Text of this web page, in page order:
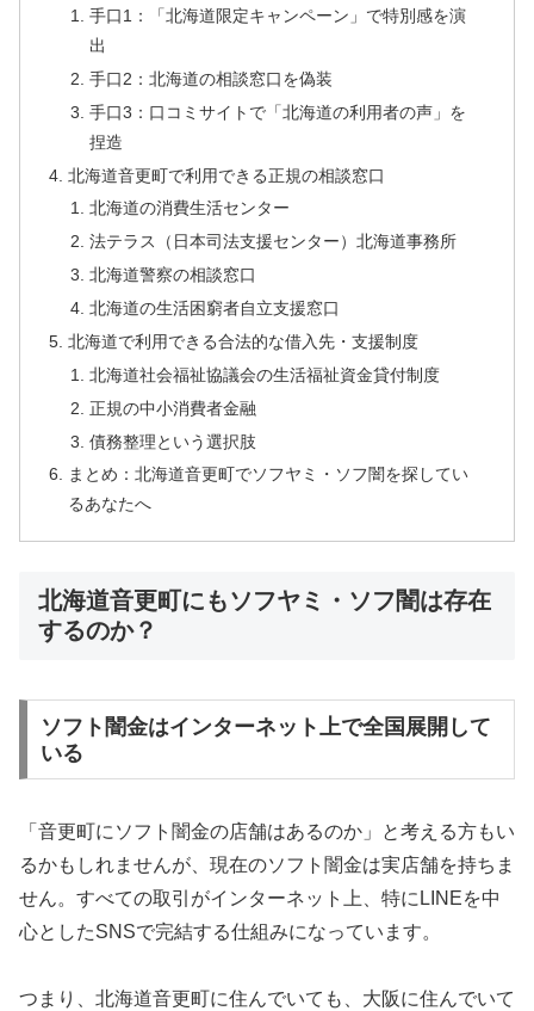
手口1：「北海道限定キャンペーン」で特別感を演
出
手口2：北海道の相談窓口を偽装
手口3：口コミサイトで「北海道の利用者の声」を
捏造
北海道音更町で利用できる正規の相談窓口
北海道の消費生活センター
法テラス（日本司法支援センター）北海道事務所
北海道警察の相談窓口
北海道の生活困窮者自立支援窓口
北海道で利用できる合法的な借入先・支援制度
北海道社会福祉協議会の生活福祉資金貸付制度
正規の中小消費者金融
債務整理という選択肢
まとめ：北海道音更町でソフヤミ・ソフ闇を探してい
るあなたへ
北海道音更町にもソフヤミ・ソフ闇は存在
するのか？
ソフト闇金はインターネット上で全国展開して
いる
「音更町にソフト闇金の店舗はあるのか」と考える方もい
るかもしれませんが、現在のソフト闇金は実店舗を持ちま
せん。すべての取引がインターネット上、特にLINEを中
心としたSNSで完結する仕組みになっています。
つまり、北海道音更町に住んでいても、大阪に住んでいて